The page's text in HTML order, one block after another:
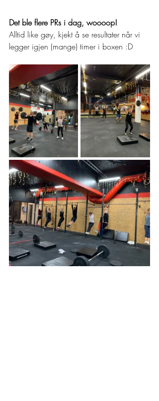
Det ble flere PRs i dag, woooop!
Alltid like gøy, kjekt å se resultater når vi
legger igjen (mange) timer i boxen :D